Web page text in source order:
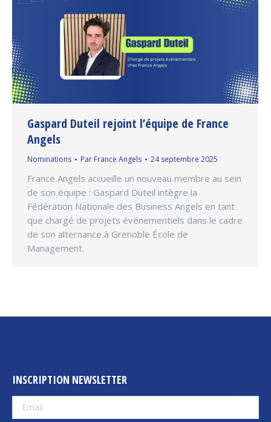
Gaspard Duteil rejoint l’équipe de France
Angels
Nominations Par France Angels 24 septembre 2025
France Angels accueille un nouveau membre au sein
de son équipe : Gaspard Duteil intègre la
Fédération Nationale des Business Angels en tant
que chargé de projets événementiels dans le cadre
de son alternance à Grenoble École de
Management.
INSCRIPTION NEWSLETTER